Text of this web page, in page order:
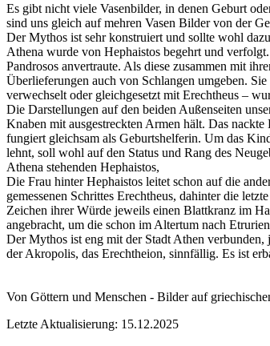
Es gibt nicht viele Vasenbilder, in denen Geburt
sind uns gleich auf mehren Vasen Bilder von der
Der Mythos ist sehr konstruiert und sollte wohl
Athena wurde von Hephaistos begehrt und
Pandrosos anvertraute. Als diese zusammen mit
Überlieferungen auch von Schlangen umgeben.
verwechselt oder gleichgesetzt mit Erechtheus –
Die Darstellungen auf den beiden Außenseiten
Knaben mit ausgestreckten Armen hält. Das
fungiert gleichsam als Geburtshelferin. Um das
lehnt, soll wohl auf den Status und Rang des
Athena stehenden Hephaistos,
Die Frau hinter Hephaistos leitet schon auf die
gemessenen Schrittes Erechtheus, dahinter die
Zeichen ihrer Würde jeweils einen Blattkranz im
angebracht, um die schon im Altertum nach
Der Mythos ist eng mit der Stadt Athen
der Akropolis, das Erechtheion, sinnfällig. Es ist
Von Göttern und Menschen - Bilder auf
Letzte Aktualisierung: 15.12.2025